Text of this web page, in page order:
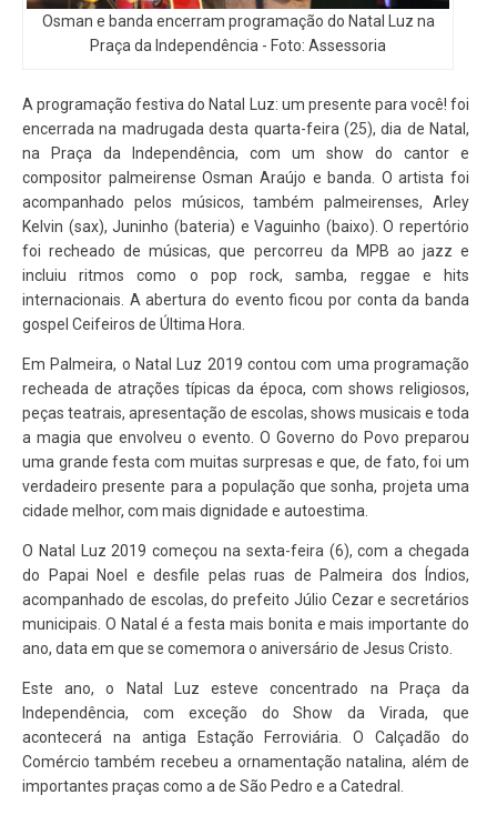
Osman e banda encerram programação do Natal Luz na
Praça da Independência - Foto: Assessoria
A programação festiva do Natal Luz: um presente para você! foi
encerrada na madrugada desta quarta-feira (25), dia de Natal,
na Praça da Independência, com um show do cantor e
compositor palmeirense Osman Araújo e banda. O artista foi
acompanhado pelos músicos, também palmeirenses, Arley
Kelvin (sax), Juninho (bateria) e Vaguinho (baixo). O repertório
foi recheado de músicas, que percorreu da MPB ao jazz e
incluiu ritmos como o pop rock, samba, reggae e hits
internacionais. A abertura do evento ficou por conta da banda
gospel Ceifeiros de Última Hora.
Em Palmeira, o Natal Luz 2019 contou com uma programação
recheada de atrações típicas da época, com shows religiosos,
peças teatrais, apresentação de escolas, shows musicais e toda
a magia que envolveu o evento. O Governo do Povo preparou
uma grande festa com muitas surpresas e que, de fato, foi um
verdadeiro presente para a população que sonha, projeta uma
cidade melhor, com mais dignidade e autoestima.
O Natal Luz 2019 começou na sexta-feira (6), com a chegada
do Papai Noel e desfile pelas ruas de Palmeira dos Índios,
acompanhado de escolas, do prefeito Júlio Cezar e secretários
municipais. O Natal é a festa mais bonita e mais importante do
ano, data em que se comemora o aniversário de Jesus Cristo.
Este ano, o Natal Luz esteve concentrado na Praça da
Independência, com exceção do Show da Virada, que
acontecerá na antiga Estação Ferroviária. O Calçadão do
Comércio também recebeu a ornamentação natalina, além de
importantes praças como a de São Pedro e a Catedral.